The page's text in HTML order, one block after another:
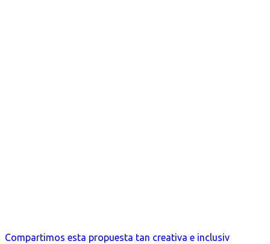
Compartimos esta propuesta tan creativa e inclusiv